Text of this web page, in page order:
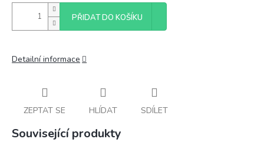
PŘIDAT DO KOŠÍKU
Detailní informace
ZEPTAT SE HLÍDAT SDÍLET
Související produkty